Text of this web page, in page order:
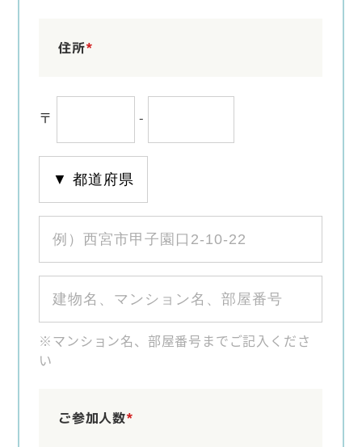
住所*
〒 -
※マンション名、部屋番号までご記入くださ
い
ご参加人数*